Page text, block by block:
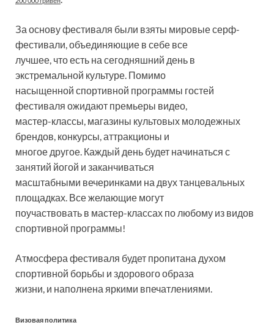
За основу фестиваля были взяты мировые серф-
фестивали, объединяющие в себе все
лучшее, что есть на сегодняшний день в
экстремальной культуре. Помимо
насыщенной спортивной программы гостей
фестиваля ожидают премьеры видео,
мастер-классы, магазины культовых молодежных
брендов, конкурсы, аттракционы и
многое другое. Каждый день будет начинаться с
занятий йогой и заканчиваться
масштабными вечеринками на двух танцевальных
площадках. Все желающие могут
поучаствовать в мастер-классах по любому из видов
спортивной программы!
Атмосфера фестиваля будет пропитана духом
спортивной борьбы и здорового образа
жизни, и наполнена яркими впечатлениями.
Визовая политика